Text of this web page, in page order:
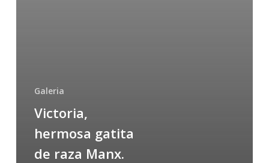
Galeria
Victoria,
hermosa gatita
de raza Manx.